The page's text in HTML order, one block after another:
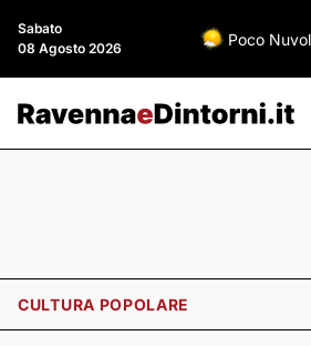
Sabato
08 Agosto 2026
Poco
CULTURA POPOLARE